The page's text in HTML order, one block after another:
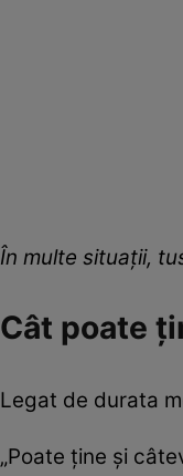
În multe situații,
Cât poate
Legat de durata
„Poate ține și